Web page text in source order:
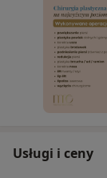
Usługi i ceny